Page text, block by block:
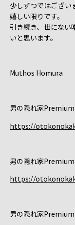
少しずつではござい
嬉しい限りです。
引き続き、世にない
いと思います。
Muthos Homura
男の隠れ家
https://
男の隠れ家
https://
男の隠れ家